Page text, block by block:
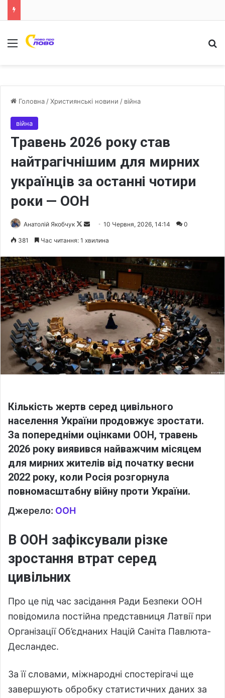
Меню
Головна /Християнські новини / війна
війна
Травень 2026 року став
найтрагічнішим для мирних
українців за останні чотири
роки — ООН
Анатолій Якобчук
F
w
o
n
n
e
m
l
10 Червня, 2026, 14:14 0
381 Час читання: 1 хвилина
Кількість жертв серед цивільного
населення України продовжує зростати.
За попередніми оцінками ООН, травень
2026 року виявився найважчим місяцем
для мирних жителів від початку весни
2022 року, коли Росія розгорнула
повномасштабну війну проти України.
Джерело: ООН
В ООН зафіксували різке
зростання втрат серед
цивільних
Про це під час засідання Ради Безпеки ООН
повідомила постійна представниця Латвії при
Організації Об’єднаних Націй Саніта Павлюта-
Десландес.
За її словами, міжнародні спостерігачі ще
завершують обробку статистичних даних за